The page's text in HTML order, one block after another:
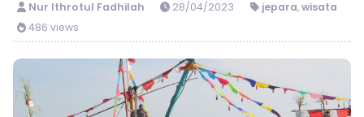
Nur Ithrotul Fadhilah 28/04/2023 jepara,wisata
486 views